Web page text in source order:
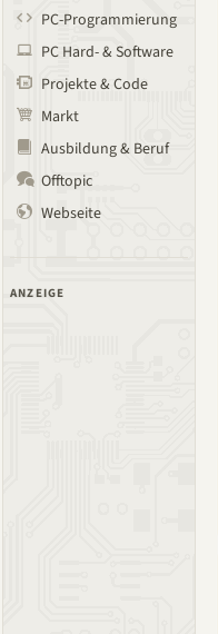
PC-Programmierung
PC Hard- & Software
Projekte & Code
Markt
Ausbildung & Beruf
Offtopic
Webseite
ANZEIGE